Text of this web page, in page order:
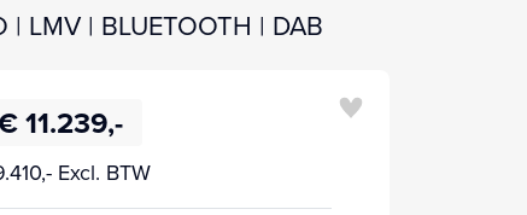
| LMV | BLUETOOTH | DAB
11.239,-
Excl. BTW